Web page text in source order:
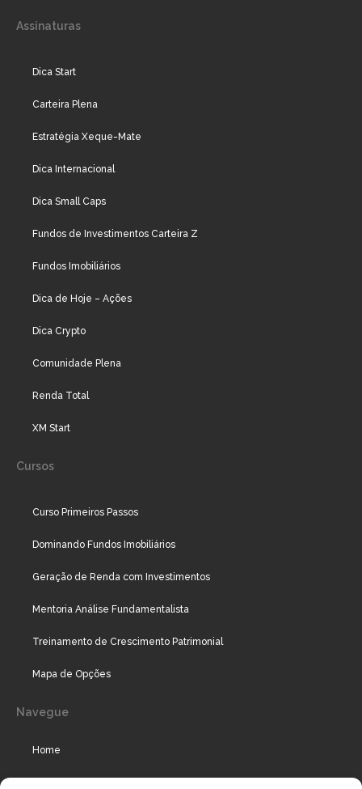
Assinaturas
Dica Start
Carteira Plena
Estratégia Xeque-Mate
Dica Internacional
Dica Small Caps
Fundos de Investimentos Carteira Z
Fundos Imobiliários
Dica de Hoje – Ações
Dica Crypto
Comunidade Plena
Renda Total
XM Start
Cursos
Curso Primeiros Passos
Dominando Fundos Imobiliários
Geração de Renda com Investimentos
Mentoria Análise Fundamentalista
Treinamento de Crescimento Patrimonial
Mapa de Opções
Navegue
Home